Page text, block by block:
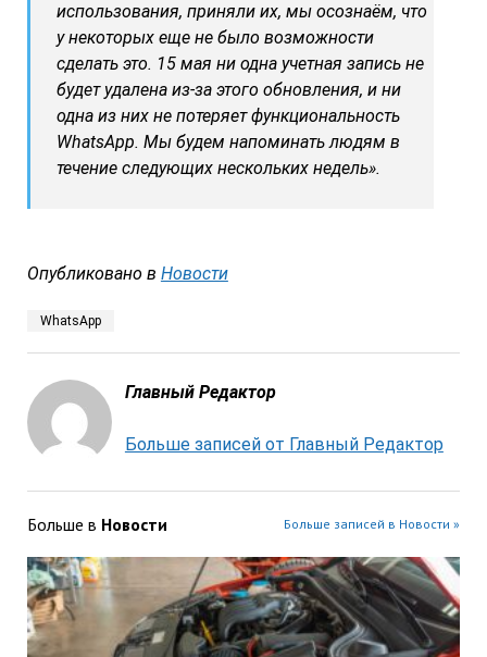
использования, приняли их, мы осознаём, что
у некоторых еще не было возможности
сделать это. 15 мая ни одна учетная запись не
будет удалена из-за этого обновления, и ни
одна из них не потеряет функциональность
WhatsApp. Мы будем напоминать людям в
течение следующих нескольких недель».
Опубликовано в Новости
WhatsApp
Главный Редактор
Больше записей от Главный Редактор
Больше в Новости Больше записей в Новости »